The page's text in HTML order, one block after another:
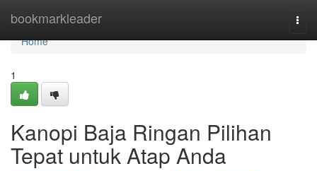
bookmarkleader
Home
Home
1
Kanopi Baja Ringan Pilihan
Tepat untuk Atap Anda